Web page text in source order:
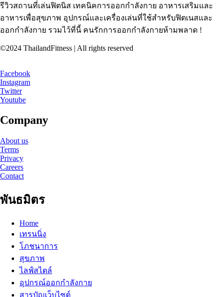
รีวิวสถานที่เล่นฟิตนิส เทคนิคการออกกำลังกาย อาหารเสริมและ
อาหารเพื่อสุขภาพ อุปกรณ์และเครื่องเล่นที่ใช้สำหรับฟิตเนสและ
ออกกำลังกาย รวมไว้ที่นี้ คนรักการออกกำลังกายห้ามพลาด !
©2024 ThailandFitness | All rights reserved
Facebook
Instagram
Twitter
Youtube
Company
About us
Terms
Privacy
Careers
Contact
พันธมิตร
Home
เทรนนิ่ง
โภชนาการ
สุขภาพ
ไลฟ์สไตล์
อุปกรณ์ออกกำลังกาย
สารบัญเว็บไซต์